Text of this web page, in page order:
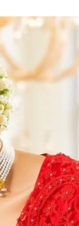
News,
News